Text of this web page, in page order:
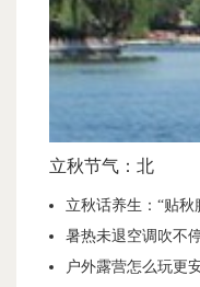
立秋节气：北
立秋话养生：“贴
暑热未退空调吹不
户外露营怎么玩更